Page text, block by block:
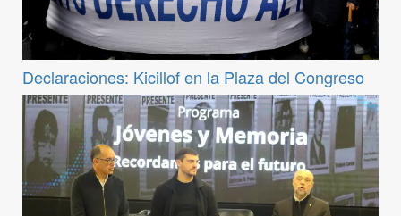
Declaraciones: Kicillof en la Plaza del Congreso